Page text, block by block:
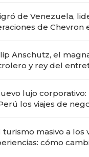
de Venezuela,
de Chevron
Anschutz, el
y rey del
lujo
los viajes de
turismo masivo a los
cómo